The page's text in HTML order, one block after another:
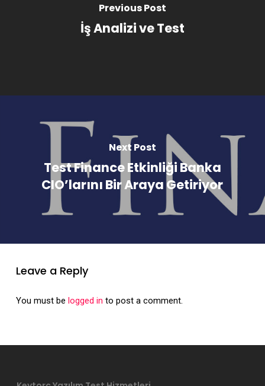
Previous Post
İş Analizi ve Test
Next Post
Test Finance Etkinliği Banka
CIO’larını Bir Araya Getiriyor
Leave a Reply
You must be logged in to post a comment.